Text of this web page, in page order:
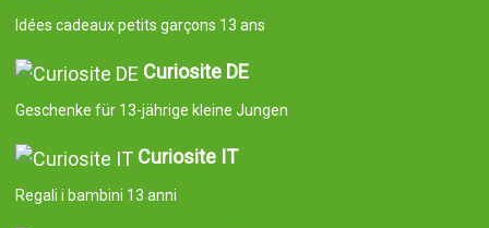
Idées cadeaux petits garçons 13 ans
Curiosite DE
Geschenke für 13-jährige kleine Jungen
Curiosite IT
Regali i bambini 13 anni